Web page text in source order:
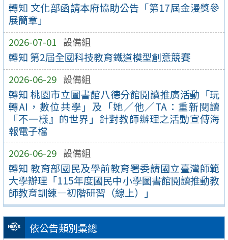
轉知 文化部函請本府協助公告「第17屆金漫獎參
展簡章」
2026-07-01 設備組
轉知 第2屆全國科技教育鐵道模型創意競賽
2026-06-29 設備組
轉知 桃園市立圖書館八德分館閱讀推廣活動「玩
轉AI，數位共學」及「她／他／TA：重新閱讀
『不一樣』的世界」針對教師辦理之活動宣傳海
報電子檔
2026-06-29 設備組
轉知 教育部國民及學前教育署委請國立臺灣師範
大學辦理「115年度國民中小學圖書館閱讀推動教
師教育訓練—初階研習（線上）」
依公告類別彙總